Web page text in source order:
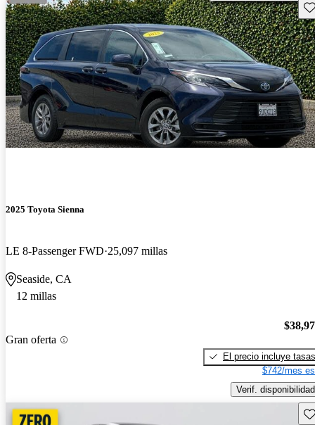
2025 Toyota Sienna
LE 8-Passenger FWD 25,097 millas
Seaside, CA
12 millas
Gran oferta
El precio incluye tasas
$742/mes
Verif. disponibilidad